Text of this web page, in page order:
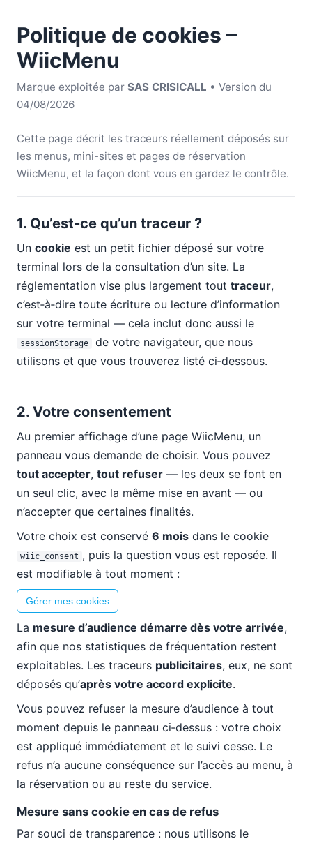
Politique de cookies –
WiicMenu
Marque exploitée par SAS CRISICALL • Version du
04/08/2026
Cette page décrit les traceurs réellement déposés sur
les menus, mini-sites et pages de réservation
WiicMenu, et la façon dont vous en gardez le contrôle.
1. Qu’est‑ce qu’un traceur ?
Un cookie est un petit fichier déposé sur votre
terminal lors de la consultation d’un site. La
réglementation vise plus largement tout traceur,
c’est‑à‑dire toute écriture ou lecture d’information
sur votre terminal — cela inclut donc aussi le
sessionStorage
de votre navigateur, que nous
utilisons et que vous trouverez listé ci‑dessous.
2. Votre consentement
Au premier affichage d’une page WiicMenu, un
panneau vous demande de choisir. Vous pouvez
tout accepter, tout refuser — les deux se font en
un seul clic, avec la même mise en avant — ou
n’accepter que certaines finalités.
Votre choix est conservé 6 mois dans le cookie
wiic_consent , puis la question vous est reposée. Il
est modifiable à tout moment :
Gérer mes cookies
La mesure d’audience démarre dès votre arrivée,
afin que nos statistiques de fréquentation restent
exploitables. Les traceurs publicitaires, eux, ne sont
déposés qu’après votre accord explicite.
Vous pouvez refuser la mesure d’audience à tout
moment depuis le panneau ci‑dessus : votre choix
est appliqué immédiatement et le suivi cesse. Le
refus n’a aucune conséquence sur l’accès au menu, à
la réservation ou au reste du service.
Mesure sans cookie en cas de refus
Par souci de transparence : nous utilisons le